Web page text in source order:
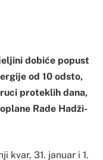
dobiće popust
od 10 odsto,
proteklih dana,
Rade Hadži-
kvar, 31. januar i 1.